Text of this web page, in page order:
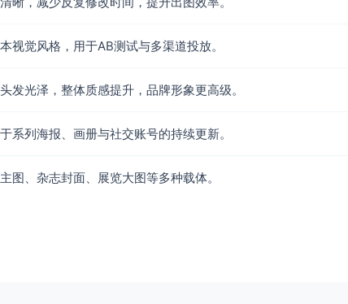
视觉风格，用于AB测试与多渠道投放。
发光泽，整体质感提升，品牌形象更高级。
系列海报、画册与社交账号的持续更新。
图、杂志封面、展览大图等多种载体。